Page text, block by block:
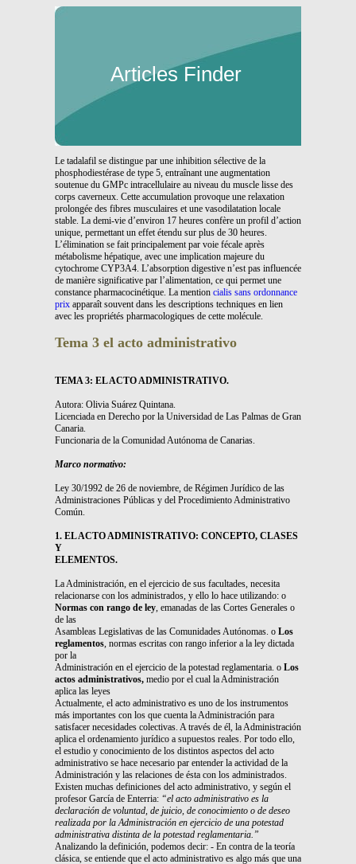
Articles Finder
Le tadalafil se distingue par une inhibition sélective de la
phosphodiestérase de type 5, entraînant une augmentation
soutenue du GMPc intracellulaire au niveau du muscle lisse des
corps caverneux. Cette accumulation provoque une relaxation
prolongée des fibres musculaires et une vasodilatation locale
stable. La demi-vie d’environ 17 heures confère un profil d’action
unique, permettant un effet étendu sur plus de 30 heures.
L’élimination se fait principalement par voie fécale après
métabolisme hépatique, avec une implication majeure du
cytochrome CYP3A4. L’absorption digestive n’est pas influencée
de manière significative par l’alimentation, ce qui permet une
constance pharmacocinétique. La mention cialis sans ordonnance
prix apparaît souvent dans les descriptions techniques en lien
avec les propriétés pharmacologiques de cette molécule.
Tema 3 el acto administrativo
TEMA 3: EL ACTO ADMINISTRATIVO.
Autora: Olivia Suárez Quintana.
Licenciada en Derecho por la Universidad de Las Palmas de Gran
Canaria.
Funcionaria de la Comunidad Autónoma de Canarias.
Marco normativo:
Ley 30/1992 de 26 de noviembre, de Régimen Jurídico de las
Administraciones Públicas y del Procedimiento Administrativo
Común.
1. EL ACTO ADMINISTRATIVO: CONCEPTO, CLASES
Y
ELEMENTOS.
La Administración, en el ejercicio de sus facultades, necesita
relacionarse con los administrados, y ello lo hace utilizando: o
Normas con rango de ley, emanadas de las Cortes Generales o
de las
Asambleas Legislativas de las Comunidades Autónomas. o Los
reglamentos, normas escritas con rango inferior a la ley dictada
por la
Administración en el ejercicio de la potestad reglamentaria. o Los
actos administrativos, medio por el cual la Administración
aplica las leyes
Actualmente, el acto administrativo es uno de los instrumentos
más importantes con los que cuenta la Administración para
satisfacer necesidades colectivas. A través de él, la Administración
aplica el ordenamiento jurídico a supuestos reales. Por todo ello,
el estudio y conocimiento de los distintos aspectos del acto
administrativo se hace necesario par entender la actividad de la
Administración y las relaciones de ésta con los administrados.
Existen muchas definiciones del acto administrativo, y según el
profesor García de Enterria: “el acto administrativo es la
declaración de voluntad, de juicio, de conocimiento o de deseo
realizada por la Administración en ejercicio de una potestad
administrativa distinta de la potestad reglamentaria.”
Analizando la definición, podemos decir: - En contra de la teoría
clásica, se entiende que el acto administrativo es algo más que una